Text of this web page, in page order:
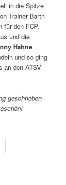
in die Spitze
Trainer Barth
für den FCP.
und die
Hahne
und so ging
an den ATSV
geschrieben